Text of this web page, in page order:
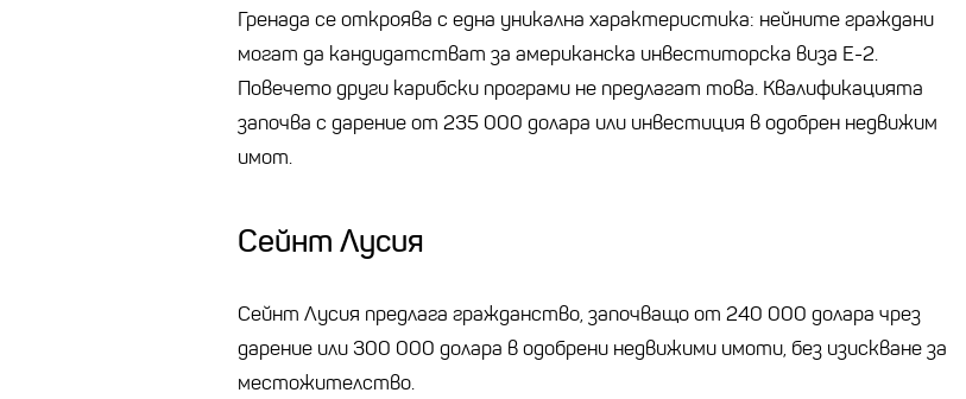
Гренада се откроява с една уникална характеристика: нейните граждани
могат да кандидатстват за американска инвеститорска виза E-2.
Повечето други карибски програми не предлагат това. Квалификацията
започва с дарение от 235 000 долара или инвестиция в одобрен недвижим
имот.
Сейнт Лусия
Сейнт Лусия предлага гражданство, започващо от 240 000 долара чрез
дарение или 300 000 долара в одобрени недвижими имоти, без изискване за
местожителство.